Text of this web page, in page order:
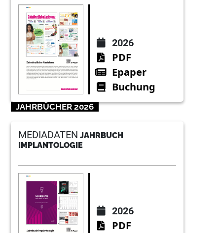
2026
PDF
Epaper
Buchung
JAHRBÜCHER 2026
MEDIADATEN JAHRBUCH
IMPLANTOLOGIE
2026
PDF